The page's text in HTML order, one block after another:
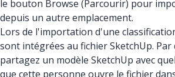
le bouton Browse (Parcourir) pour
depuis un autre emplacement.
Lors de l'importation d'une
sont intégrées au fichier SketchUp. Par
partagez un modèle SketchUp avec
que cette personne ouvre le fichier